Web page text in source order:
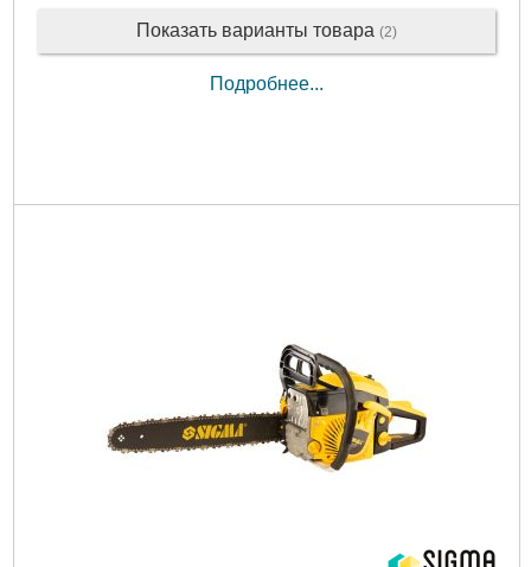
Показать варианты товара (2)
Подробнее...